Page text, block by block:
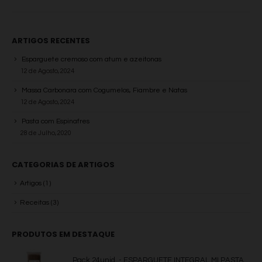
ARTIGOS RECENTES
Esparguete cremoso com atum e azeitonas
12 de Agosto, 2024
Massa Carbonara com Cogumelos, Fiambre e Natas
12 de Agosto, 2024
Pasta com Espinafres
28 de Julho, 2020
CATEGORIAS DE ARTIGOS
Artigos (1)
Receitas (3)
PRODUTOS EM DESTAQUE